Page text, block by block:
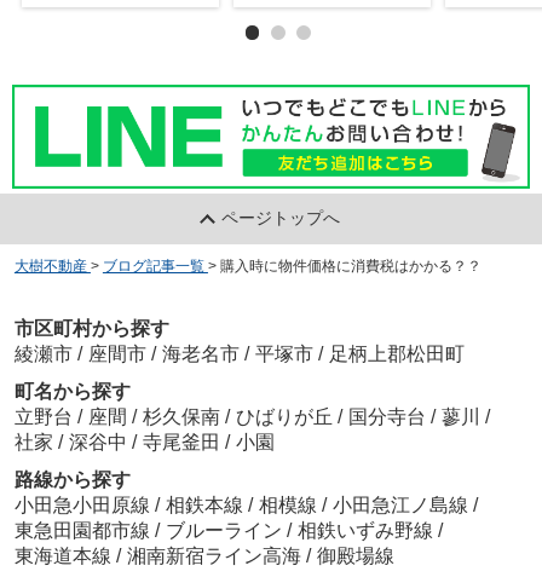
ページトップへ
大樹不動産 > ブログ記事一覧 > 購入時に物件価格に消費税はかかる？？
市区町村から探す
綾瀬市 / 座間市 / 海老名市 / 平塚市 / 足柄上郡松田町
町名から探す
立野台 / 座間 / 杉久保南 / ひばりが丘 / 国分寺台 / 蓼川 /
社家 / 深谷中 / 寺尾釜田 / 小園
路線から探す
小田急小田原線 / 相鉄本線 / 相模線 / 小田急江ノ島線 /
東急田園都市線 / ブルーライン / 相鉄いずみ野線 /
東海道本線 / 湘南新宿ライン高海 / 御殿場線